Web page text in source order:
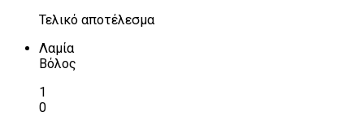
Τελικό αποτέλεσμα
Λαμία
Βόλος
1
0